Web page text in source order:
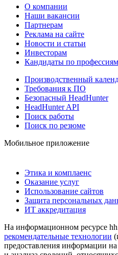
О компании
Наши вакансии
Партнерам
Реклама на сайте
Новости и статьи
Инвесторам
Кандидаты по профессиям
Производственный
Требования к ПО
Безопасный HeadHunter
HeadHunter API
Поиск работы
Поиск по резюме
Мобильное приложение
Этика и комплаенс
Оказание услуг
Использование сайтов
Защита персональных
ИТ аккредитация
На информационном ресурсе
рекомендательные технологии
предоставления информации